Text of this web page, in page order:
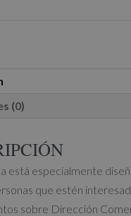
(0)
está especialmente
que estén
sobre Dirección